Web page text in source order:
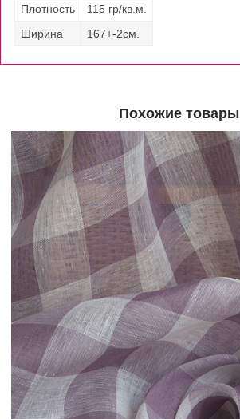
Плотность
115 гр/кв.м.
Ширина
167+-2см.
Похожие товары